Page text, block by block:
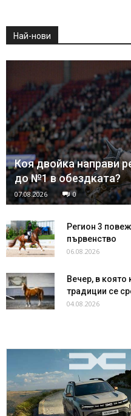
Най-нови
Коя двойка направи
до №1 в обездката?
07.08.2026 0
Регион 3
първенство
06.08.2026
Вечер, в която
традиции се
04.08.2026